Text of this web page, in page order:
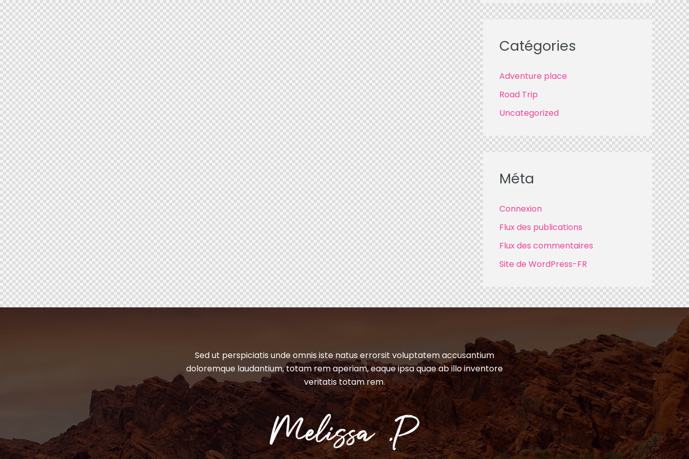
Catégories
Adventure place
Road Trip
Uncategorized
Méta
Connexion
Flux des publications
Flux des commentaires
Site de WordPress-FR
Sed ut perspiciatis unde omnis iste natus errorsit voluptatem accusantium
doloremque laudantium, totam rem aperiam, eaque ipsa quae ab illo inventore
veritatis totam rem.